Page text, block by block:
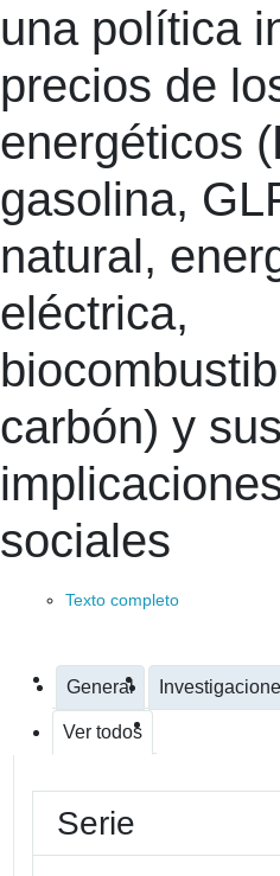
una política
precios de
energéticos
gasolina,
natural,
eléctrica,
carbón) y sus
sociales
Texto completo
General
Ver todos
Serie